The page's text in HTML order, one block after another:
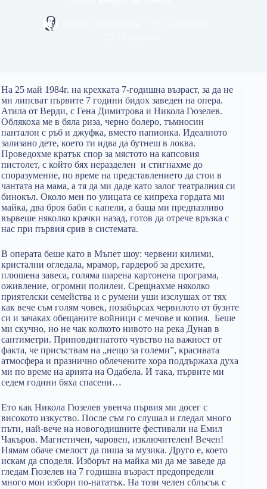
На 25 май 1984г. на крехката 7-годишна възраст, за да не
ми липсват първите 7 години бидох заведен на опера.
Атила от Верди, с Гена Димитрова и Никола Гюзелев.
Облякоха ме в бяла риза, черно болеро, тъмносин
панталон с ръб и джуфка, вместо папионка. Идеалното
зализано дете, което ти идва да бутнеш в локва.
Проведохме кратък спор за мястото на капсовия
пистолет, с който бях неразделен и стигнахме до
споразумение, по време на представлението да стои в
чантата на мама, а тя да ми даде като залог театралния си
бинокъл. Около мен по улицата се кипреха гордата ми
майка, два броя баби с капели, а баща ми предпазливо
вървеше няколко крачки назад, готов да отрече връзка с
нас при първия срив в системата.
В операта беше като в Мъпет шоу: червени килими,
кристални огледала, мрамор, гардероб за дрехите,
плюшена завеса, голяма шарена картонена програма,
оживление, огромни полилеи. Срещнахме няколко
приятелски семейства и с румени уши изслушах от тях
как вече съм голям човек, позабърсах червилото от бузите
си и зачаках обещаните войници с мечове и копия. Беше
ми скучно, но не чак колкото нивото на река Дунав в
сантиметри. Приповдигнатото чувство на важност от
факта, че присъствам на „нещо за големи”, красивата
атмосфера и празнично облечените хора поддържаха духа
ми по време на арията на Одабела. И така, първите ми
седем години бяха спасени…
Ето как Никола Гюзелев увенча първия ми досег с
високото изкуство. После съм го слушал и гледал много
пъти, най-вече на новогодишните фестивали на Емил
Чакъров. Магнетичен, чаровен, изключителен! Вечен!
Нямам обаче смелост да пиша за музика. Друго е, което
искам да споделя. Изборът на майка ми да ме заведе да
гледам Гюзелев на 7 годишна възраст предопредели
много мои избори по-нататък. На този челен сблъсък с